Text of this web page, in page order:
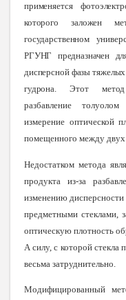
применяется
которого заложен
государственном
РГУНГ предназначен
дисперсной фазы тяжелых
гудрона. Этот метод
разбавление
измерение оптической
помещенного между
Недостатком метода
продукта из-за
изменению
предметными стеклами,
оптическую плотность
А силу, с которой стекла
весьма затруднительно.
Модифицированный